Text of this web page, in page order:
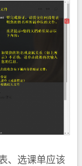
、选课单应该